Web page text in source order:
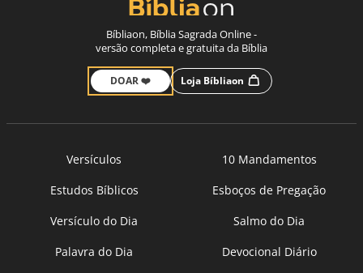
Bíbliaon, Bíblia Sagrada Online -
versão completa e gratuita da Bíblia
DOAR ❤️ Loja Bíbliaon
Versículos
10 Mandamentos
Estudos Bíblicos
Esboços de Pregação
Versículo do Dia
Salmo do Dia
Palavra do Dia
Devocional Diário